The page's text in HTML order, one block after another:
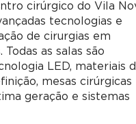
cirúrgico do Vila
tecnologias e
de cirurgias em
as salas são
LED, materiais
mesas cirúrgicas
geração e sistemas